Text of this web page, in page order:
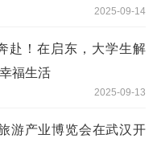
2025-09-14
赴！在启东，大学生解
福生活
2025-09-13
游产业博览会在武汉开